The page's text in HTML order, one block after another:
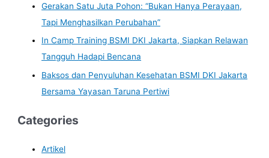
Gerakan Satu Juta Pohon: “Bukan Hanya Perayaan,
Tapi Menghasilkan Perubahan”
In Camp Training BSMI DKI Jakarta, Siapkan Relawan
Tangguh Hadapi Bencana
Baksos dan Penyuluhan Kesehatan BSMI DKI Jakarta
Bersama Yayasan Taruna Pertiwi
Categories
Artikel